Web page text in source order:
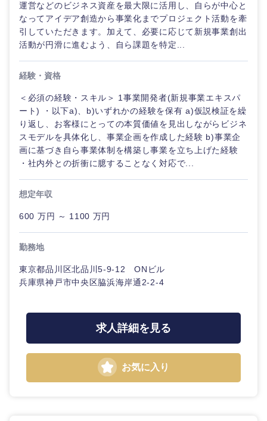
高知県
運営などのビジネス資産を最大限に活用し、自らが中心と
なってアイデア創造から事業化までプロジェクト活動を牽
引していただきます。加えて、必要に応じて新規事業創出
活動が円滑に進むよう、自ら課題を特定...
経験・資格
＜必須の経験・スキル＞ 1事業開発者(新規事業エキスパ
ート) ・以下a)、b)いずれかの経験を保有 a)仮説検証を繰
り返し、お客様にとっての本質価値を見出しながらビジネ
スモデルを具体化し、事業企画を作成した経験 b)事業企
画に基づき自ら事業体制を構築し事業を立ち上げた経験
・社内外との折衝に臆することなく対応で...
想定年収
600 万円 ～ 1100 万円
勤務地
東京都品川区北品川5-9-12 ONビル
兵庫県神戸市中央区脇浜海岸通2-2-4
求人詳細を見る
お気に入り